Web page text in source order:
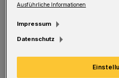
D
europäische
Ausführliche Informationen
Impressum
Datenschutz